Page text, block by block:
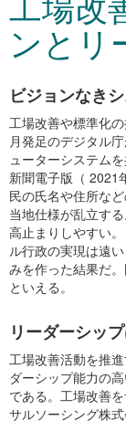
ンとリ
ビジョンなき
工場改善や標準化
月発足のデジタル
ューターシステム
新聞電子版（ 2021
民の氏名や住所な
当地仕様が乱立す
高止まりしやすい
ル行政の実現は遠
みを作った結果だ
といえる。
リーダーシッ
工場改善活動を推
ダーシップ能力の
である。工場改善
サルソーシング株